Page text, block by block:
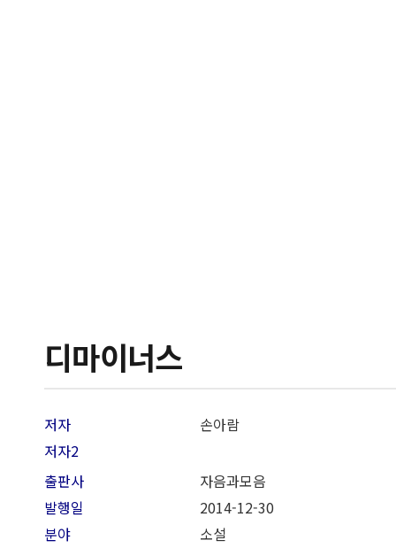
디마이너스
저자
손아람
저자2
출판사
자음과모음
발행일
2014-12-30
분야
소설